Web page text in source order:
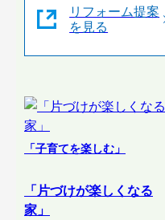
リフォーム提案
を見る
「子育てを楽しむ」
「片づけが楽しくなる
家」